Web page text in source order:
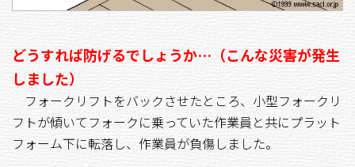
どうすれば防げるでしょうか…（こんな災害が発生
しました）
フォークリフトをバックさせたところ、小型フォークリ
フトが傾いてフォークに乗っていた作業員と共にプラット
フォーム下に転落し、作業員が負傷しました。